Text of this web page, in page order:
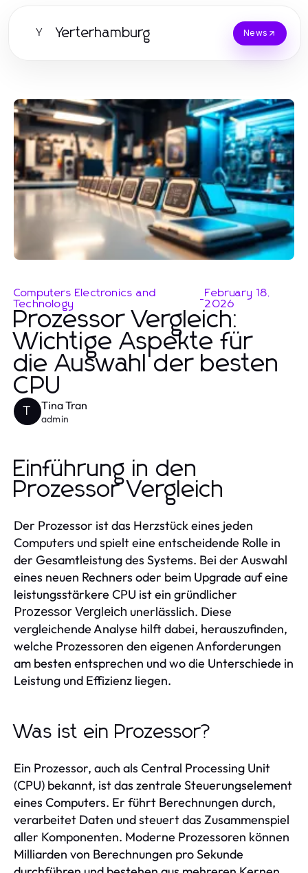
Y Yerterhamburg News
Computers Electronics and
Technology
-February 18,
2026
Prozessor Vergleich:
Wichtige Aspekte für
die Auswahl der besten
CPU
T Tina Tran
admin
Einführung in den
Prozessor Vergleich
Der Prozessor ist das Herzstück eines jeden
Computers und spielt eine entscheidende Rolle in
der Gesamtleistung des Systems. Bei der Auswahl
eines neuen Rechners oder beim Upgrade auf eine
leistungsstärkere CPU ist ein gründlicher
Prozessor Vergleich unerlässlich. Diese
vergleichende Analyse hilft dabei, herauszufinden,
welche Prozessoren den eigenen Anforderungen
am besten entsprechen und wo die Unterschiede in
Leistung und Effizienz liegen.
Was ist ein Prozessor?
Ein Prozessor, auch als Central Processing Unit
(CPU) bekannt, ist das zentrale Steuerungselement
eines Computers. Er führt Berechnungen durch,
verarbeitet Daten und steuert das Zusammenspiel
aller Komponenten. Moderne Prozessoren können
Milliarden von Berechnungen pro Sekunde